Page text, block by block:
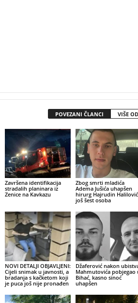
POVEZANI ČLANCI VIŠE
Završena identifikacija
stradalih planinara iz
Zenice na Kavkazu
Zbog smrti mladića
Adema Jušića uhapšen
hirurg Hajrudin
još šest osoba
NOVI DETALJI OBJAVLJENI:
Cijeli snimak u javnosti, a
bradanja s kačketom koji
je puca još nije pronađen
Džaferović nakon
Mahmutovića pobjegao
Bihać, kasno sinoć
uhapšen